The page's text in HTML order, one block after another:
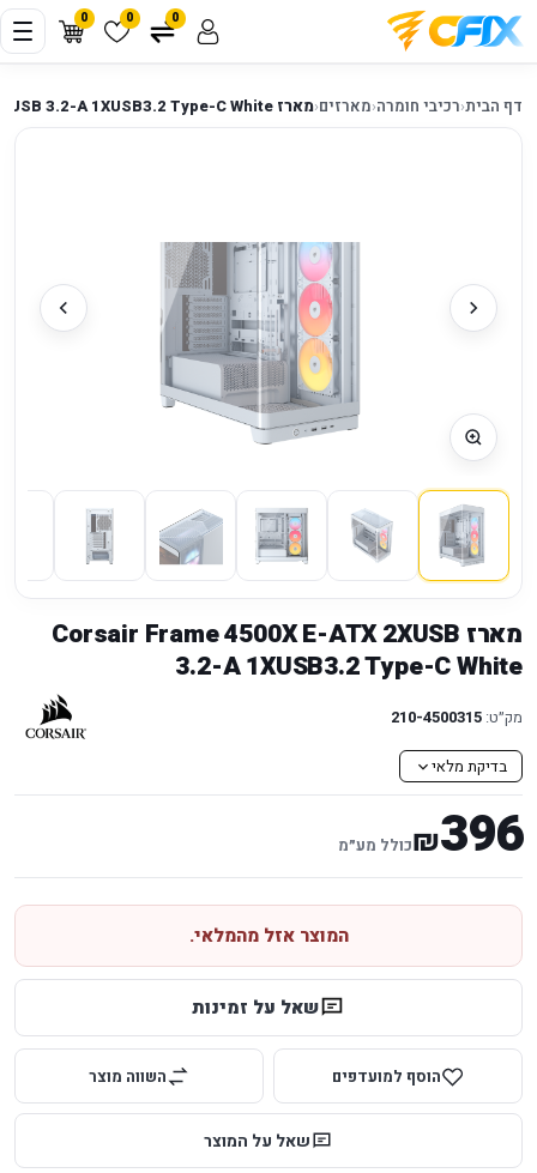
0 0 0
דף הבית‹רכיבי חומרה‹מארזים‹מארז Corsair Frame 4500X E-ATX 2XUSB 3.2-A 1XUSB3.2 Type-C White
מארז Corsair Frame 4500X E-ATX 2XUSB
3.2-A 1XUSB3.2 Type-C White
מק״ט: 210-4500315
בדיקת מלאי
396
₪כולל מע״מ
המוצר אזל מהמלאי.
שאל על זמינות
הוסף למועדפים השווה מוצר
שאל על המוצר